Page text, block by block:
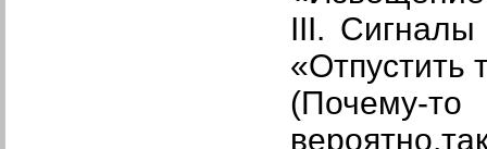
III. Сигналы
«Отпустить
(Почему-